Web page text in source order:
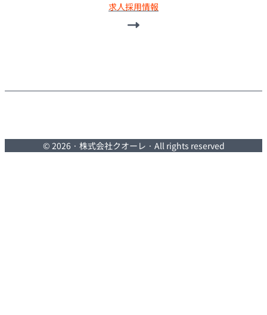
求人採用情報
© 2026 · 株式会社クオーレ · All rights reserved